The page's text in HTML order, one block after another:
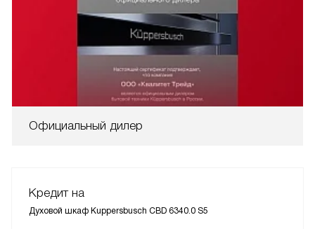
Официальный дилер
Кредит на
Духовой шкаф Kuppersbusch CBD 6340.0 S5